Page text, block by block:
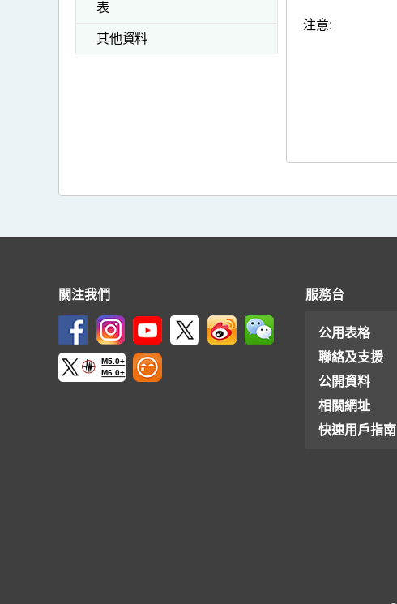
表
其他資料
注意:
關注我們
M5.0+
M6.0+
服務台
公用表格
聯絡及支援
公開資料
相關網址
快速用戶指南